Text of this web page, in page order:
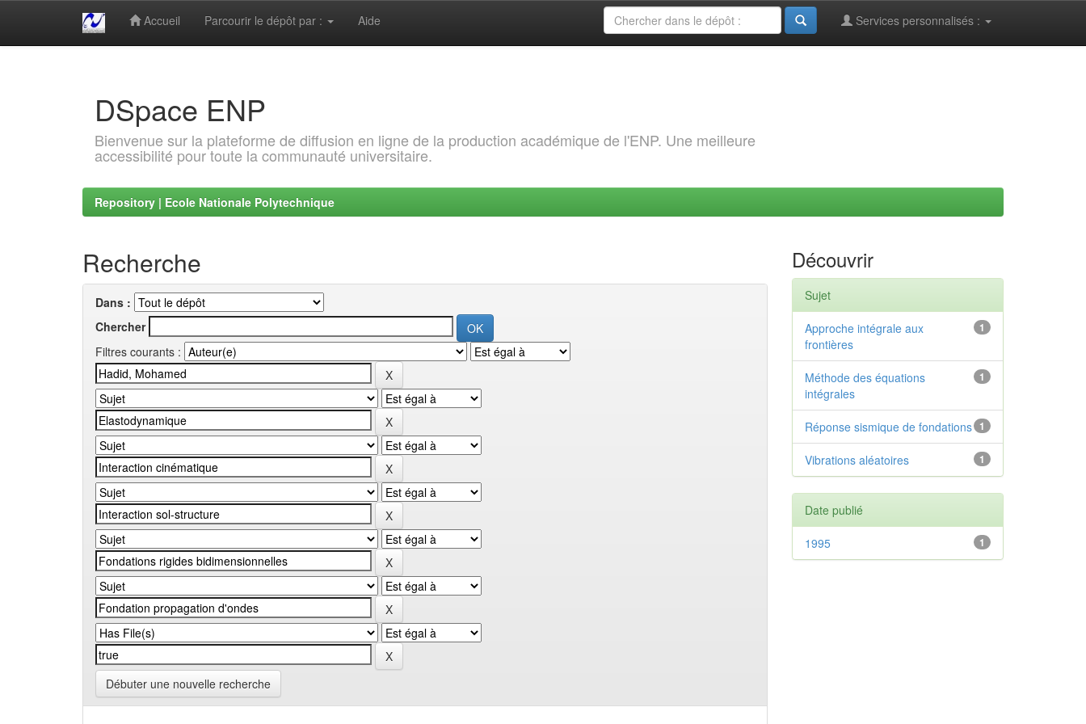
Accueil Parcourir le dépôt par : Aide Services personnalisés :
DSpace ENP
Bienvenue sur la plateforme de diffusion en ligne de la production académique de l'ENP. Une meilleure
accessibilité pour toute la communauté universitaire.
Repository | Ecole Nationale Polytechnique
Recherche
Dans :
Chercher
Filtres courants :
Débuter une nouvelle recherche
Découvrir
Sujet
1
Approche intégrale aux
frontières
1
Méthode des équations
intégrales
1
Réponse sismique de fondations
1
Vibrations aléatoires
Date publié
1
1995